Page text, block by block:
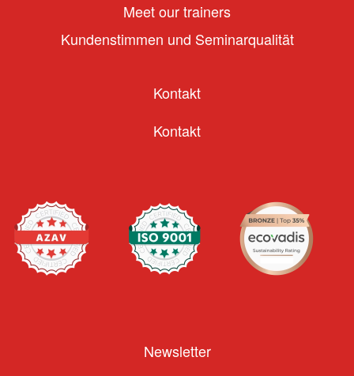
Meet our trainers
Kundenstimmen und Seminarqualität
Kontakt
Kontakt
Newsletter